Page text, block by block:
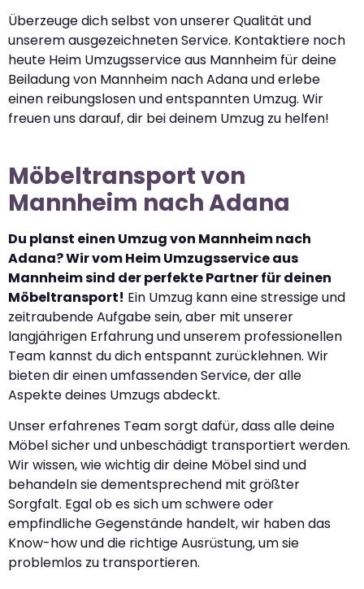
Überzeuge dich selbst von unserer Qualität und
unserem ausgezeichneten Service. Kontaktiere noch
heute Heim Umzugsservice aus Mannheim für deine
Beiladung von Mannheim nach Adana und erlebe
einen reibungslosen und entspannten Umzug. Wir
freuen uns darauf, dir bei deinem Umzug zu helfen!
Möbeltransport von
Mannheim nach Adana
Du planst einen Umzug von Mannheim nach
Adana? Wir vom Heim Umzugsservice aus
Mannheim sind der perfekte Partner für deinen
Möbeltransport! Ein Umzug kann eine stressige und
zeitraubende Aufgabe sein, aber mit unserer
langjährigen Erfahrung und unserem professionellen
Team kannst du dich entspannt zurücklehnen. Wir
bieten dir einen umfassenden Service, der alle
Aspekte deines Umzugs abdeckt.
Unser erfahrenes Team sorgt dafür, dass alle deine
Möbel sicher und unbeschädigt transportiert werden.
Wir wissen, wie wichtig dir deine Möbel sind und
behandeln sie dementsprechend mit größter
Sorgfalt. Egal ob es sich um schwere oder
empfindliche Gegenstände handelt, wir haben das
Know-how und die richtige Ausrüstung, um sie
problemlos zu transportieren.